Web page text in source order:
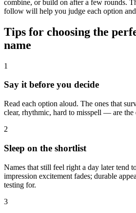
combine, or build on after a few rounds.
follow will help you judge each option
Tips for choosing the
name
1
Say it before you decide
Read each option aloud. The ones that
clear, rhythmic, hard to misspell — are the
2
Sleep on the shortlist
Names that still feel right a day later tend
impression excitement fades; durable
testing for.
3